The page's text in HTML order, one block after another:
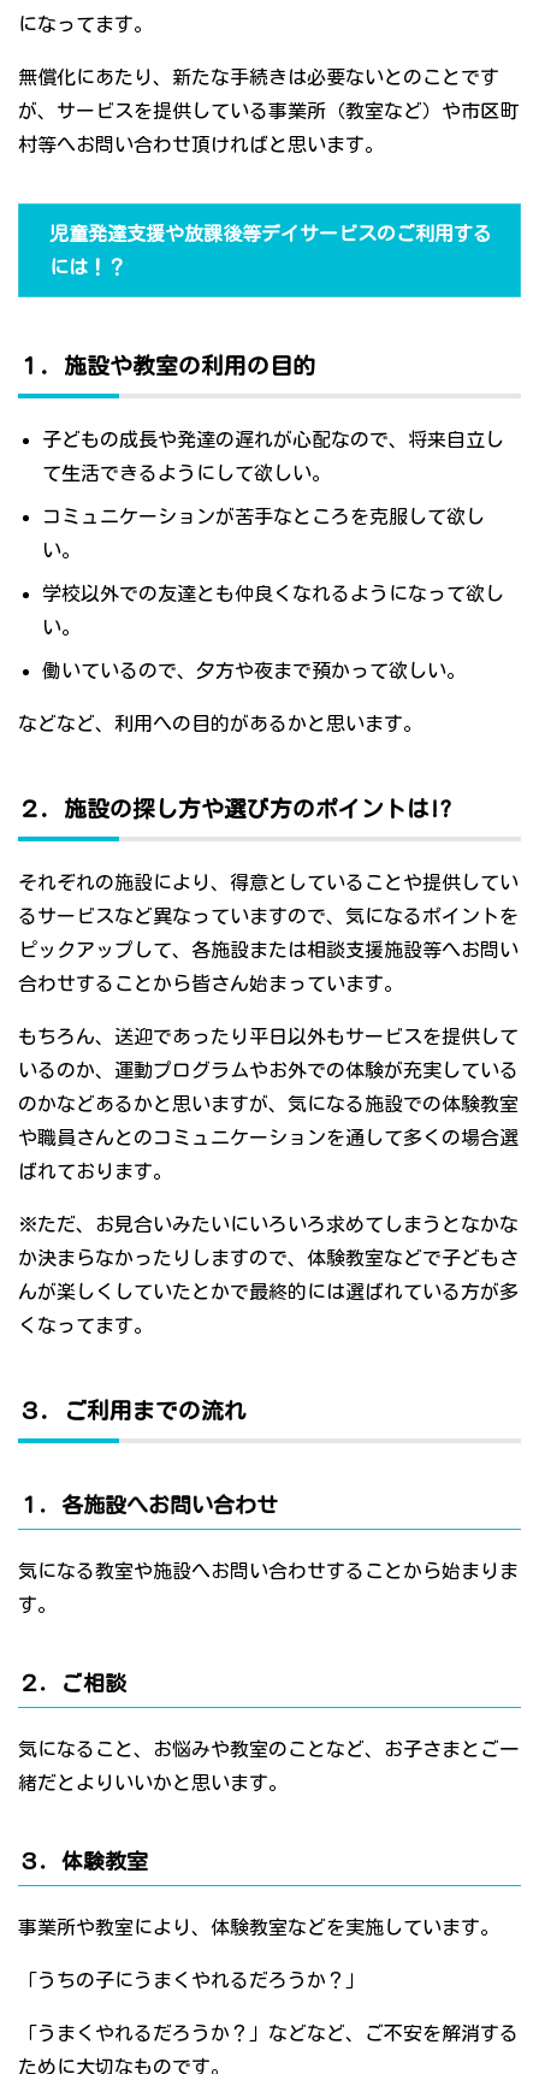
になってます。
無償化にあたり、新たな手続きは必要ないとのことです
が、サービスを提供している事業所（教室など）や市区町
村等へお問い合わせ頂ければと思います。
児童発達支援や放課後等デイサービスのご利用する
には！？
１．施設や教室の利用の目的
子どもの成長や発達の遅れが心配なので、将来自立し
て生活できるようにして欲しい。
コミュニケーションが苦手なところを克服して欲し
い。
学校以外での友達とも仲良くなれるようになって欲し
い。
働いているので、夕方や夜まで預かって欲しい。
などなど、利用への目的があるかと思います。
２．施設の探し方や選び方のポイントは!?
それぞれの施設により、得意としていることや提供してい
るサービスなど異なっていますので、気になるポイントを
ピックアップして、各施設または相談支援施設等へお問い
合わせすることから皆さん始まっています。
もちろん、送迎であったり平日以外もサービスを提供して
いるのか、運動プログラムやお外での体験が充実している
のかなどあるかと思いますが、気になる施設での体験教室
や職員さんとのコミュニケーションを通して多くの場合選
ばれております。
※ただ、お見合いみたいにいろいろ求めてしまうとなかな
か決まらなかったりしますので、体験教室などで子どもさ
んが楽しくしていたとかで最終的には選ばれている方が多
くなってます。
３．ご利用までの流れ
１．各施設へお問い合わせ
気になる教室や施設へお問い合わせすることから始まりま
す。
２．ご相談
気になること、お悩みや教室のことなど、お子さまとご一
緒だとよりいいかと思います。
３．体験教室
事業所や教室により、体験教室などを実施しています。
「うちの子にうまくやれるだろうか？」
「うまくやれるだろうか？」などなど、ご不安を解消する
ために大切なものです。